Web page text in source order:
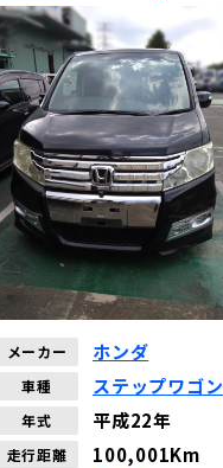
メーカー ホンダ
車種 ステップワゴン
年式 平成22年
走行距離 100,001Km